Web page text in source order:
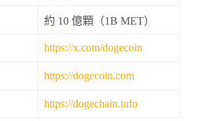
約 10 億顆（1B MET）
https://x.com/dogecoin
https://dogecoin.com
https://dogechain.info